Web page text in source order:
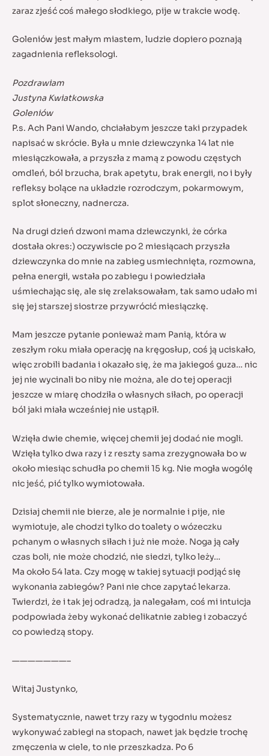
zaraz zjeść coś małego słodkiego, pije w trakcie wodę.
Goleniów jest małym miastem, ludzie dopiero poznają
zagadnienia refleksologi.
Pozdrawiam
Justyna Kwiatkowska
Goleniów
P.s. Ach Pani Wando, chciałabym jeszcze taki przypadek
napisać w skrócie. Była u mnie dziewczynka 14 lat nie
miesiączkowała, a przyszła z mamą z powodu częstych
omdleń, ból brzucha, brak apetytu, brak energii, no i były
refleksy bolące na układzie rozrodczym, pokarmowym,
splot słoneczny, nadnercza.
Na drugi dzień dzwoni mama dziewczynki, że córka
dostała okres:) oczywiscie po 2 miesiącach przyszła
dziewczynka do mnie na zabieg usmiechnięta, rozmowna,
pełna energii, wstała po zabiegu i powiedziała
uśmiechając się, ale się zrelaksowałam, tak samo udało mi
się jej starszej siostrze przywrócić miesiączkę.
Mam jeszcze pytanie ponieważ mam Panią, która w
zeszłym roku miała operację na kręgosłup, coś ją uciskało,
więc zrobili badania i okazało się, że ma jakiegoś guza… nic
jej nie wycinali bo niby nie można, ale do tej operacji
jeszcze w miarę chodziła o własnych siłach, po operacji
ból jaki miała wcześniej nie ustąpił.
Wzięła dwie chemie, więcej chemii jej dodać nie mogli.
Wzięła tylko dwa razy i z reszty sama zrezygnowała bo w
około miesiąc schudła po chemii 15 kg. Nie mogła wogólę
nic jeść, pić tylko wymiotowała.
Dzisiaj chemii nie bierze, ale je normalnie i pije, nie
wymiotuje, ale chodzi tylko do toalety o wózeczku
pchanym o własnych siłach i już nie może. Noga ją cały
czas boli, nie może chodzić, nie siedzi, tylko leży…
Ma około 54 lata. Czy mogę w takiej sytuacji podjąć się
wykonania zabiegów? Pani nie chce zapytać lekarza.
Twierdzi, że i tak jej odradzą, ja nalegałam, coś mi intuicja
podpowiada żeby wykonać delikatnie zabieg i zobaczyć
co powiedzą stopy.
———————–
Witaj Justynko,
Systematycznie, nawet trzy razy w tygodniu możesz
wykonywać zabiegi na stopach, nawet jak będzie trochę
zmęczenia w ciele, to nie przeszkadza. Po 6